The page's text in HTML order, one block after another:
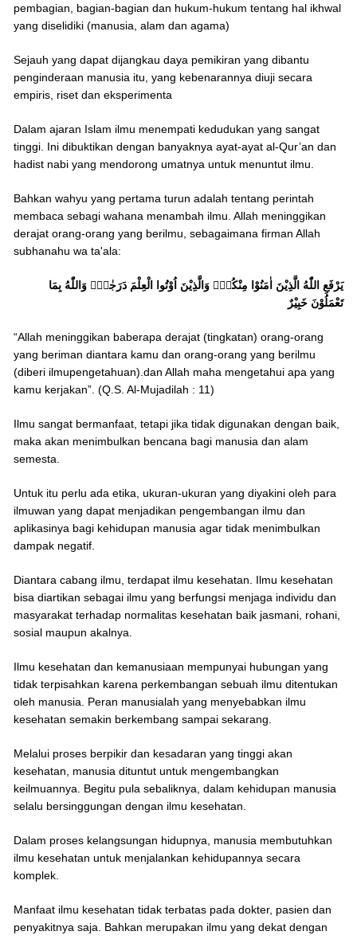
pembagian, bagian-bagian dan hukum-hukum tentang hal ikhwal
yang diselidiki (manusia, alam dan agama)
Sejauh yang dapat dijangkau daya pemikiran yang dibantu
penginderaan manusia itu, yang kebenarannya diuji secara
empiris, riset dan eksperimenta
Dalam ajaran Islam ilmu menempati kedudukan yang sangat
tinggi. Ini dibuktikan dengan banyaknya ayat-ayat al-Qur’an dan
hadist nabi yang mendorong umatnya untuk menuntut ilmu.
Bahkan wahyu yang pertama turun adalah tentang perintah
membaca sebagi wahana menambah ilmu. Allah meninggikan
derajat orang-orang yang berilmu, sebagaimana firman Allah
subhanahu wa ta'ala:
يَرْفَعِ اللّٰهُ الَّذِيْنَ اٰمَنُوْا مِنْكُمْۙ وَالَّذِيْنَ اُوْتُوا الْعِلْمَ دَرَجٰتٍۗ وَاللّٰهُ بِمَا
تَعْمَلُوْنَ خَبِيْرٌ
“Allah meninggikan baberapa derajat (tingkatan) orang-orang
yang beriman diantara kamu dan orang-orang yang berilmu
(diberi ilmupengetahuan).dan Allah maha mengetahui apa yang
kamu kerjakan”. (Q.S. Al-Mujadilah : 11)
Ilmu sangat bermanfaat, tetapi jika tidak digunakan dengan baik,
maka akan menimbulkan bencana bagi manusia dan alam
semesta.
Untuk itu perlu ada etika, ukuran-ukuran yang diyakini oleh para
ilmuwan yang dapat menjadikan pengembangan ilmu dan
aplikasinya bagi kehidupan manusia agar tidak menimbulkan
dampak negatif.
Diantara cabang ilmu, terdapat ilmu kesehatan. Ilmu kesehatan
bisa diartikan sebagai ilmu yang berfungsi menjaga individu dan
masyarakat terhadap normalitas kesehatan baik jasmani, rohani,
sosial maupun akalnya.
Ilmu kesehatan dan kemanusiaan mempunyai hubungan yang
tidak terpisahkan karena perkembangan sebuah ilmu ditentukan
oleh manusia. Peran manusialah yang menyebabkan ilmu
kesehatan semakin berkembang sampai sekarang.
Melalui proses berpikir dan kesadaran yang tinggi akan
kesehatan, manusia dituntut untuk mengembangkan
keilmuannya. Begitu pula sebaliknya, dalam kehidupan manusia
selalu bersinggungan dengan ilmu kesehatan.
Dalam proses kelangsungan hidupnya, manusia membutuhkan
ilmu kesehatan untuk menjalankan kehidupannya secara
komplek.
Manfaat ilmu kesehatan tidak terbatas pada dokter, pasien dan
penyakitnya saja. Bahkan merupakan ilmu yang dekat dengan